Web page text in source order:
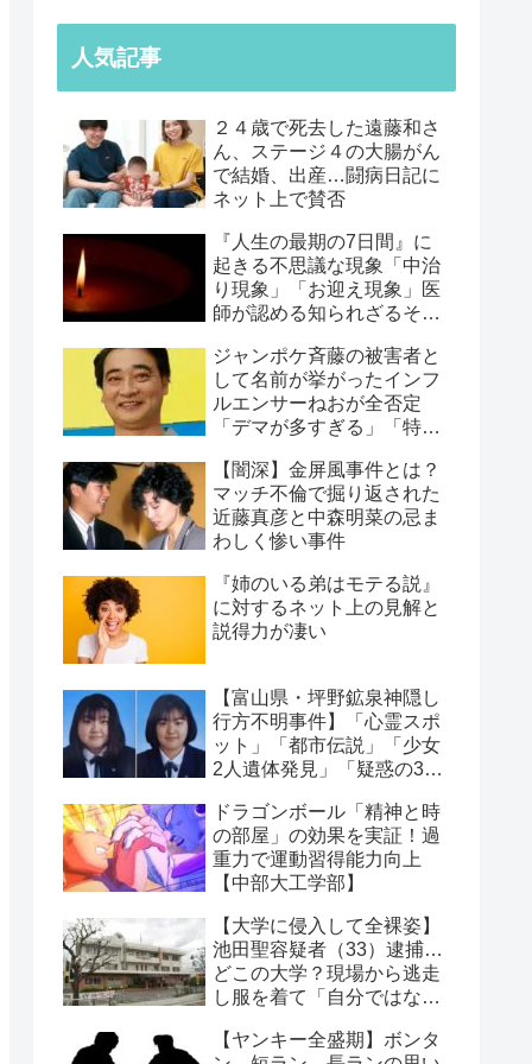
人気記事
２４歳で死去した遠藤和さ
ん、ステージ４の大腸がん
で結婚、出産…闘病日記に
ネット上で賛否
『人生の最期の7日間』に
起きる不思議な現象「中治
り現象」「お迎え現象」医
師が認める知られざるその
ジャンポケ斉藤の被害者と
して名前が挙がったインフ
ルエンサーねおが全否定
「デマが多すぎる」「特定
【闇深】金屏風事件とは？
マッチ不倫で掘り返された
近藤真彦と中森明菜の忌ま
わしく惨い事件
『姉のいる弟はモテる説』
に対するネット上の見解と
説得力が凄い
【富山県・坪野鉱泉神隠し
行方不明事件】「心霊スポ
ット」「都市伝説」「少女
2人遺体発見」「疑惑の3人
ドラゴンボール「精神と時
の部屋」の効果を実証！過
重力で運動習得能力向上
【中部大工学部】
【大学に侵入して全裸姿】
池田聖容疑者（33）逮捕…
どこの大学？現場から逃走
し服を着て「自分ではな
【ヤンキー全盛期】ボンタ